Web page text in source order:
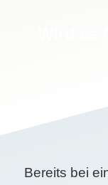
Bereits bei